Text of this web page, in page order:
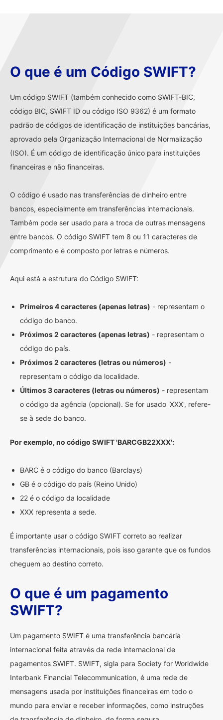
O que é um Código SWIFT?
Um código SWIFT (também conhecido como SWIFT-BIC,
código BIC, SWIFT ID ou código ISO 9362) é um formato
padrão de códigos de identificação de instituições bancárias,
aprovado pela Organização Internacional de Normalização
(ISO). É um código de identificação único para instituições
financeiras e não financeiras.
O código é usado nas transferências de dinheiro entre
bancos, especialmente em transferências internacionais.
Também pode ser usado para a troca de outras mensagens
entre bancos. O código SWIFT tem 8 ou 11 caracteres de
comprimento e é composto por letras e números.
Aqui está a estrutura do Código SWIFT:
Primeiros 4 caracteres (apenas letras) - representam o
código do banco.
Próximos 2 caracteres (apenas letras) - representam o
código do país.
Próximos 2 caracteres (letras ou números) -
representam o código da localidade.
Últimos 3 caracteres (letras ou números) - representam
o código da agência (opcional). Se for usado 'XXX', refere-
se à sede do banco.
Por exemplo, no código SWIFT 'BARCGB22XXX':
BARC é o código do banco (Barclays)
GB é o código do país (Reino Unido)
22 é o código da localidade
XXX representa a sede.
É importante usar o código SWIFT correto ao realizar
transferências internacionais, pois isso garante que os fundos
cheguem ao destino correto.
O que é um pagamento
SWIFT?
Um pagamento SWIFT é uma transferência bancária
internacional feita através da rede internacional de
pagamentos SWIFT. SWIFT, sigla para Society for Worldwide
Interbank Financial Telecommunication, é uma rede de
mensagens usada por instituições financeiras em todo o
mundo para enviar e receber informações, como instruções